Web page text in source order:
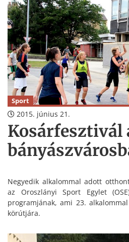
Sport
2015. június 21.
Kosárfesztivál
Negyedik alkalommal adott
az Oroszlányi Sport Egylet
programjának, ami 23.
körútjára.